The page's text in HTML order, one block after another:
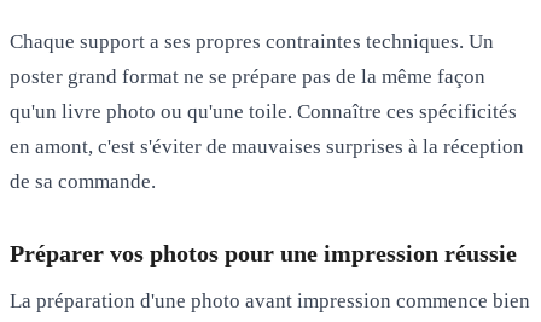
Chaque support a ses propres contraintes techniques. Un
poster grand format ne se prépare pas de la même façon
qu'un livre photo ou qu'une toile. Connaître ces spécificités
en amont, c'est s'éviter de mauvaises surprises à la réception
de sa commande.
Préparer vos photos pour une impression réussie
La préparation d'une photo avant impression commence bien